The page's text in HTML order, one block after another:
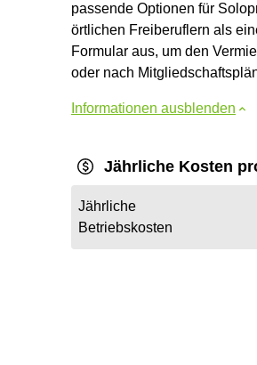
passende Optionen für
örtlichen Freiberuflern als
Formular aus, um den
oder nach
Informationen ausblenden
Jährliche Kosten
Jährliche
Betriebskosten